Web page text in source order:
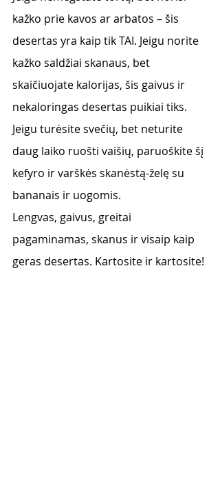
kažko prie kavos ar arbatos – šis
desertas yra kaip tik TAI. Jeigu norite
kažko saldžiai skanaus, bet
skaičiuojate kalorijas, šis gaivus ir
nekaloringas desertas puikiai tiks.
Jeigu turėsite svečių, bet neturite
daug laiko ruošti vaišių, paruoškite šį
kefyro ir varškės skanėstą-želę su
bananais ir uogomis.
Lengvas, gaivus, greitai
pagaminamas, skanus ir visaip kaip
geras desertas. Kartosite ir kartosite!